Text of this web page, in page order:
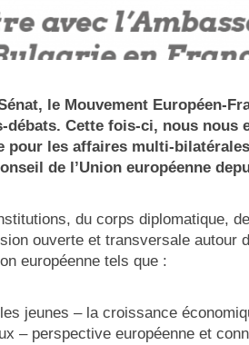
le Mouvement Européen-
Cette fois-ci, nous nous
pour les affaires multi-
de l’Union européenne
du corps diplomatique,
ouverte et transversale autour
européenne tels que :
les jeunes – la croissance
– perspective européenne et